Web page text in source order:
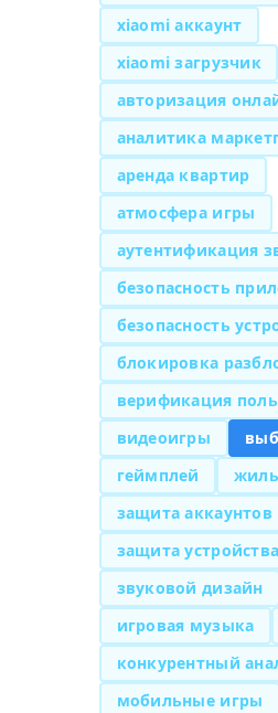
xiaomi аккаунт
xiaomi загрузчик
авторизация
аналитика
аренда квартир
атмосфера игры
аутентификация
безопасность
безопасность
блокировка
верификация
видеоигры
геймплей
защита аккаунтов
защита устройства
звуковой дизайн
игровая музыка
конкурентный
мобильные игры